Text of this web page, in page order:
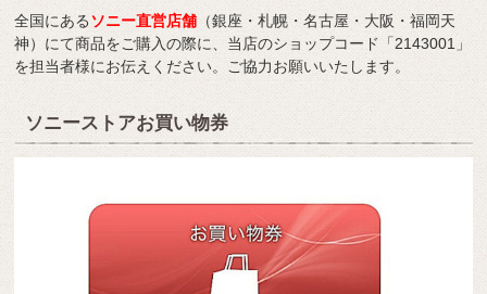
全国にあるソニー直営店舗 （銀座・札幌・名古屋・大阪・福岡天
神）にて商品をご購入の際に、当店のショップコード「2143001」
を担当者様にお伝えください。ご協力お願いいたします。
ソニーストアお買い物券